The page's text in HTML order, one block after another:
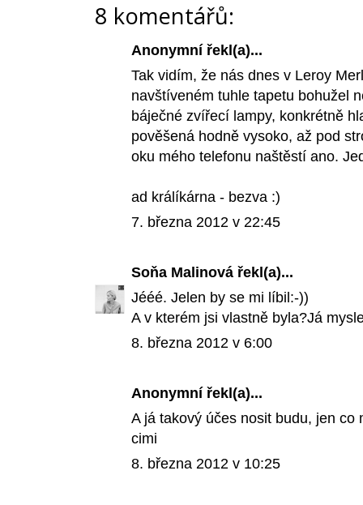
8 komentářů:
Anonymní řekl(a)...
Tak vidím, že nás dnes v Leroy
navštíveném tuhle tapetu bohužel
báječné zvířecí lampy, konkrétně
pověšená hodně vysoko, až pod
oku mého telefonu naštěstí ano.
ad králíkárna - bezva :)
7. března 2012 v 22:45
Soňa Malinová řekl(a)...
Jééé. Jelen by se mi líbil:-))
A v kterém jsi vlastně byla?Já
8. března 2012 v 6:00
Anonymní řekl(a)...
A já takový účes nosit budu, jen co
cimi
8. března 2012 v 10:25